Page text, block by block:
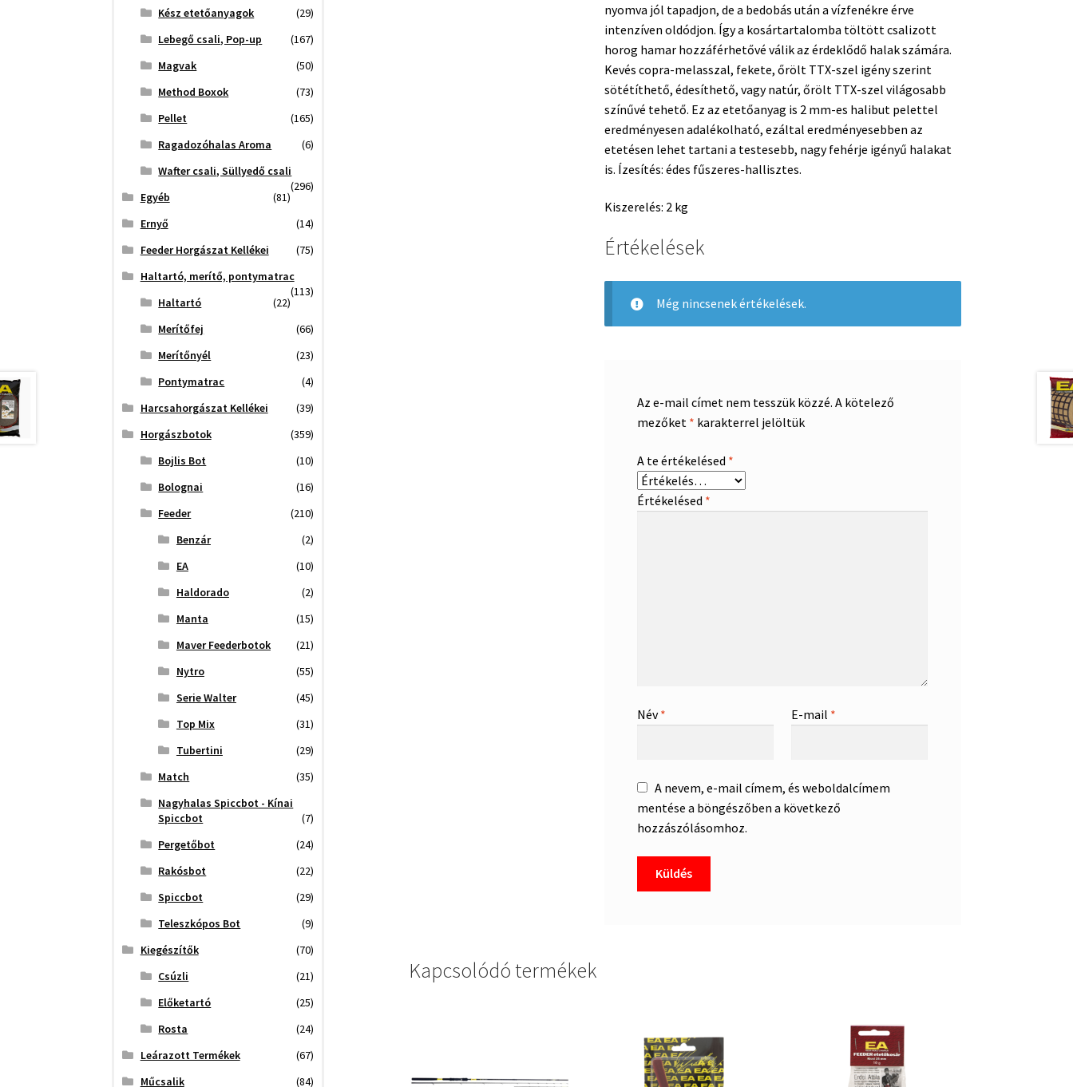
nyomva jól tapadjon, de a bedobás után a vízfenékre érve
intenzíven oldódjon. Így a kosártartalomba töltött csalizott
horog hamar hozzáférhetővé válik az érdeklődő halak számára.
Kevés copra-melasszal, fekete, őrölt TTX-szel igény szerint
sötétíthető, édesíthető, vagy natúr, őrölt TTX-szel világosabb
színűvé tehető. Ez az etetőanyag is 2 mm-es halibut pelettel
eredményesen adalékolható, ezáltal eredményesebben az
etetésen lehet tartani a testesebb, nagy fehérje igényű halakat
is. Ízesítés: édes fűszeres-hallisztes.
Kiszerelés: 2 kg
Értékelések
Még nincsenek értékelések.
Az e-mail címet nem tesszük közzé. A kötelező
mezőket * karakterrel jelöltük
A te értékelésed *
Értékelésed *
Név* E-mail *
A nevem, e-mail címem, és weboldalcímem
mentése a böngészőben a következő
hozzászólásomhoz.
Kapcsolódó termékek
Kész etetőanyagok
(29)
Lebegő csali, Pop-up
(167)
Magvak
(50)
Method Boxok
(73)
Pellet
(165)
Ragadozóhalas Aroma
(6)
Wafter csali, Süllyedő csali
(296)
Egyéb
(81)
Ernyő
(14)
Feeder Horgászat Kellékei
(75)
Haltartó, merítő, pontymatrac
(113)
Haltartó
(22)
Merítőfej
(66)
Merítőnyél
(23)
Pontymatrac
(4)
Harcsahorgászat Kellékei
(39)
Horgászbotok
(359)
Bojlis Bot
(10)
Bolognai
(16)
Feeder
(210)
Benzár
(2)
EA
(10)
Haldorado
(2)
Manta
(15)
Maver Feederbotok
(21)
Nytro
(55)
Serie Walter
(45)
Top Mix
(31)
Tubertini
(29)
Match
(35)
Nagyhalas Spiccbot - Kínai
Spiccbot
(7)
Pergetőbot
(24)
Rakósbot
(22)
Spiccbot
(29)
Teleszkópos Bot
(9)
Kiegészítők
(70)
Csúzli
(21)
Előketartó
(25)
Rosta
(24)
Leárazott Termékek
(67)
Műcsalik
(84)